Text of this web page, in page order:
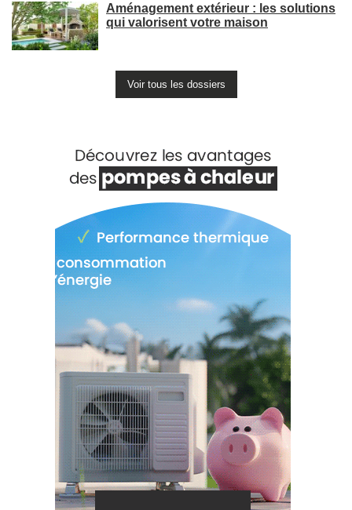
Aménagement extérieur : les solutions
qui valorisent votre maison
Voir tous les dossiers